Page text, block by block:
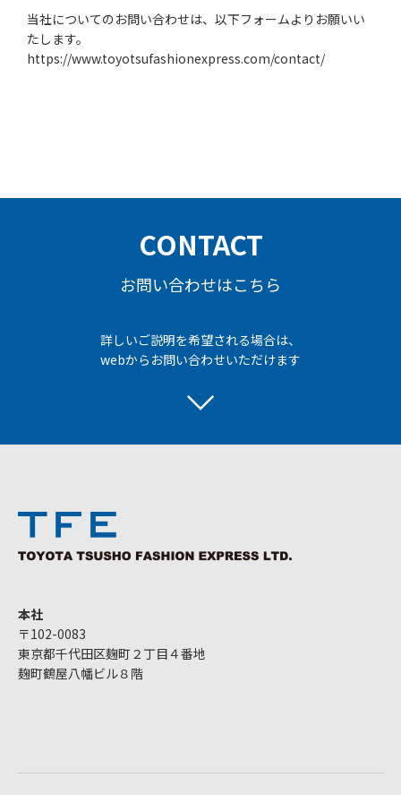
当社についてのお問い合わせは、以下フォームよりお願いい
たします。
https://www.toyotsufashionexpress.com/contact/
CONTACT
お問い合わせはこちら
詳しいご説明を希望される場合は、
webからお問い合わせいただけます
本社
〒102-0083
東京都千代田区麹町２丁目４番地
麹町鶴屋八幡ビル８階